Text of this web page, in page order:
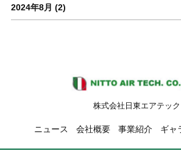
2024年8月 (2)
株式会社日東エアテック
ニュース 会社概要 事業紹介 ギャ